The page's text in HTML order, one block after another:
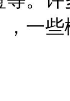
，一